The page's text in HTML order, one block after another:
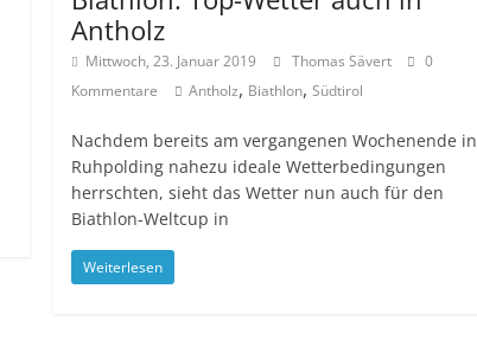
Antholz
Mittwoch, 23. Januar 2019 Thomas Sävert
0
Kommentare
Antholz, Biathlon,Südtirol
Nachdem bereits am vergangenen Wochenende in
Ruhpolding nahezu ideale Wetterbedingungen
herrschten, sieht das Wetter nun auch für den
Biathlon-Weltcup in
Weiterlesen